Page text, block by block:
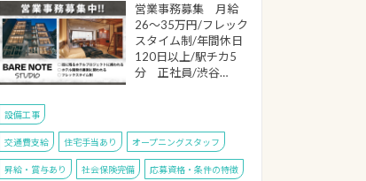
営業事務募集 月給
26～35万円/フレック
スタイム制/年間休日
120日以上/駅チカ5
分 正社員/渋谷…
設備工事
交通費支給 住宅手当あり オープニングスタッフ
昇給・賞与あり 社会保険完備 応募資格・条件の特徴